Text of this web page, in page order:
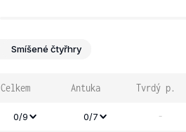
Smíšené čtyřhry
Celkem Antuka Tvrdý p.
0/9 0/7 -